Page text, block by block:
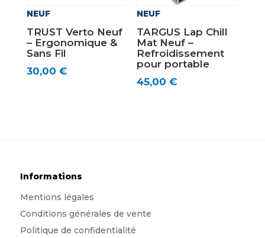
NEUF
TRUST Verto Neuf
– Ergonomique &
Sans Fil
30,00 €
NEUF
TARGUS Lap Chill
Mat Neuf –
Refroidissement
pour portable
45,00€
Informations
Mentions légales
Conditions générales de vente
Politique de confidentialité